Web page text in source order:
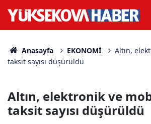
Anasayfa EKONOMİ
Altın,
taksit sayısı düşürüldü
Altın, elektronik ve
taksit sayısı düşürüldü